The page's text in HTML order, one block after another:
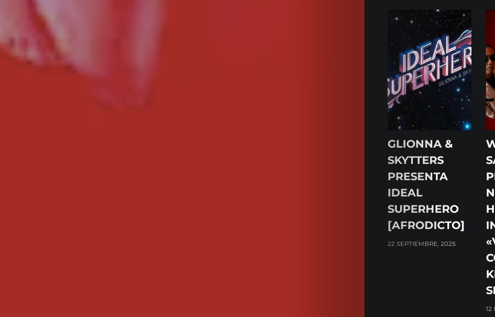
GLIONNA &
SKYTTERS
PRESENTA
IDEAL
SUPERHERO
[AFRODICTO]
22 SEPTIEMBRE, 2025
12